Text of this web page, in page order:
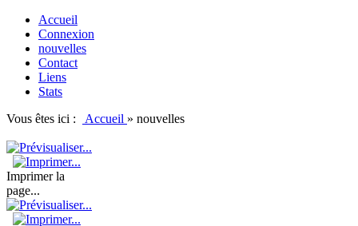
Accueil
Connexion
nouvelles
Contact
Liens
Stats
Vous êtes ici :
Accueil » nouvelles
Imprimer la
page...